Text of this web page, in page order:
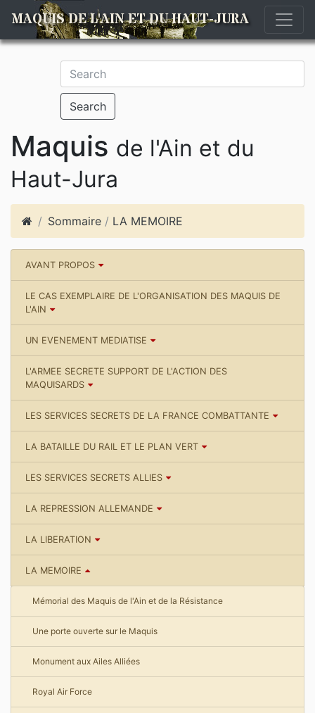
MAQUIS DE L'AIN ET DU HAUT-JURA
Search
Maquis de l'Ain et du
Haut-Jura
Sommaire / LA MEMOIRE
AVANT PROPOS
LE CAS EXEMPLAIRE DE L'ORGANISATION DES MAQUIS DE
L'AIN
UN EVENEMENT MEDIATISE
L'ARMEE SECRETE SUPPORT DE L'ACTION DES
MAQUISARDS
LES SERVICES SECRETS DE LA FRANCE COMBATTANTE
LA BATAILLE DU RAIL ET LE PLAN VERT
LES SERVICES SECRETS ALLIES
LA REPRESSION ALLEMANDE
LA LIBERATION
LA MEMOIRE
Mémorial des Maquis de l'Ain et de la Résistance
Une porte ouverte sur le Maquis
Monument aux Ailes Alliées
Royal Air Force